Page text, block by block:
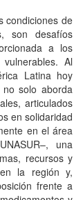
condiciones de
son desafíos
a los
Al
Latina hoy
solo aborda
articulados
en solidaridad
en el área
una
recursos y
la región y,
frente a